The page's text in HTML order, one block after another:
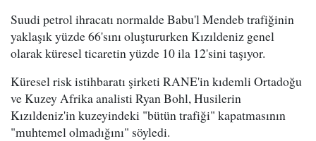
Suudi petrol ihracatı normalde Babu'l Mendeb trafiğinin
yaklaşık yüzde 66'sını oluştururken Kızıldeniz genel
olarak küresel ticaretin yüzde 10 ila 12'sini taşıyor.
Küresel risk istihbaratı şirketi RANE'in kıdemli Ortadoğu
ve Kuzey Afrika analisti Ryan Bohl, Husilerin
Kızıldeniz'in kuzeyindeki "bütün trafiği" kapatmasının
"muhtemel olmadığını" söyledi.